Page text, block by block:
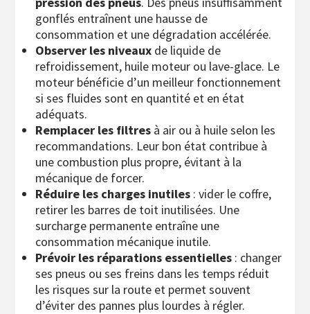
gonflés entraînent une hausse de
consommation et une dégradation accélérée.
Observer les niveaux de liquide de
refroidissement, huile moteur ou lave-glace. Le
moteur bénéficie d’un meilleur fonctionnement
si ses fluides sont en quantité et en état
adéquats.
Remplacer les filtres à air ou à huile selon les
recommandations. Leur bon état contribue à
une combustion plus propre, évitant à la
mécanique de forcer.
Réduire les charges inutiles : vider le coffre,
retirer les barres de toit inutilisées. Une
surcharge permanente entraîne une
consommation mécanique inutile.
Prévoir les réparations essentielles : changer
ses pneus ou ses freins dans les temps réduit
les risques sur la route et permet souvent
d’éviter des pannes plus lourdes à régler.